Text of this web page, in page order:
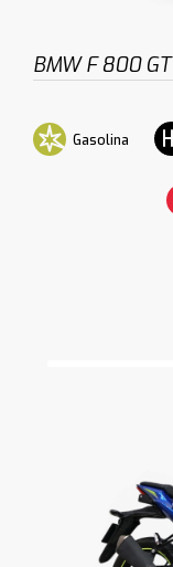
BMW F 800 GT
Gasolina